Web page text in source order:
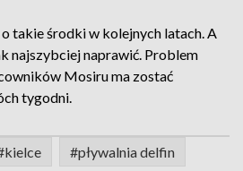
takie środki w kolejnych latach. A
najszybciej naprawić. Problem
Mosiru ma zostać
tygodni.
#pływalnia delfin